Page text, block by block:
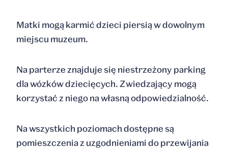
Matki mogą karmić dzieci piersią w dowolnym
miejscu muzeum.
Na parterze znajduje się niestrzeżony parking
dla wózków dziecięcych. Zwiedzający mogą
korzystać z niego na własną odpowiedzialność.
Na wszystkich poziomach dostępne są
pomieszczenia z uzgodnieniami do przewijania